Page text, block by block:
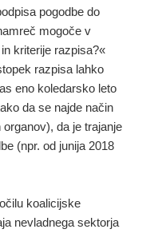
pogodbe do
mogoče v
kriterije razpisa?«
razpisa lahko
eno koledarsko leto
da se najde način
da je trajanje
(npr. od junija 2018
koalicijske
nevladnega sektorja